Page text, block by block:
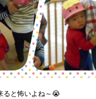
ると怖いよね～😭